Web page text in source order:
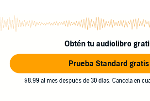
Obtén tu audiolibro
Prueba Standard gratis
$8.99 al mes después de 30 días. Cancela en